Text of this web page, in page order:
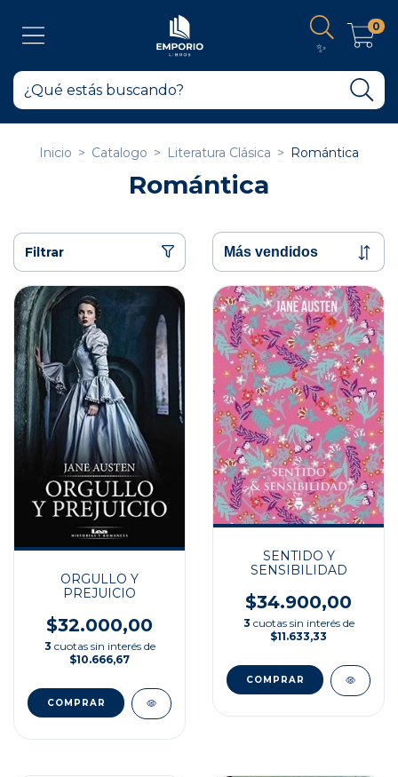
✨
0
Inicio > Catalogo > Literatura Clásica > Romántica
Romántica
Filtrar
ORGULLO Y
PREJUICIO
$32.000,00
3 cuotas sin interés de
$10.666,67
SENTIDO Y
SENSIBILIDAD
$34.900,00
3 cuotas sin interés de
$11.633,33